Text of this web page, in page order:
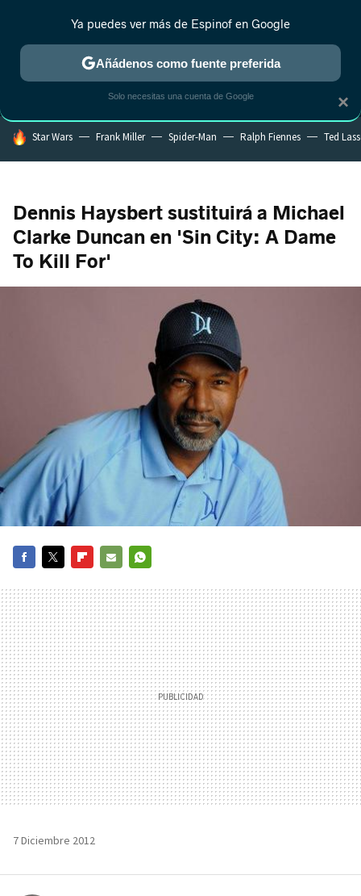
MENÚ NUEVO
ESTRENOS REALITY ANIME RANKINGS CINE
HOY SE HABLA DE
Star Wars Frank Miller Spider-Man Ralph Fiennes Ted
Dennis Haysbert sustituirá a Michael
Clarke Duncan en 'Sin City: A Dame
To Kill For'
MAIL
7 Diciembre 2012
×
Ya puedes ver más de Espinof en Google
Añádenos como fuente preferida
Solo necesitas una cuenta de Google